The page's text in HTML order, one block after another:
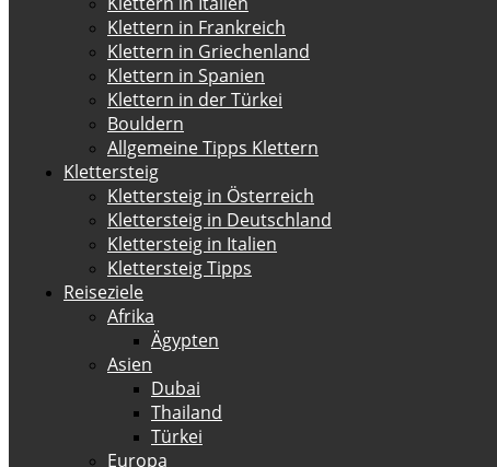
Klettern in Frankreich
Klettern in Griechenland
Klettern in Spanien
Klettern in der Türkei
Bouldern
Allgemeine Tipps Klettern
Klettersteig
Klettersteig in Österreich
Klettersteig in Deutschland
Klettersteig in Italien
Klettersteig Tipps
Reiseziele
Afrika
Ägypten
Asien
Dubai
Thailand
Türkei
Europa